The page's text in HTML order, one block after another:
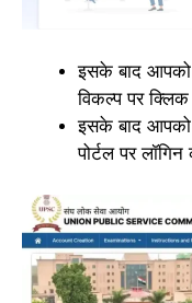
इसके बाद आपको
विकल्प पर
इसके बाद आपको
पोर्टल पर लॉगिन